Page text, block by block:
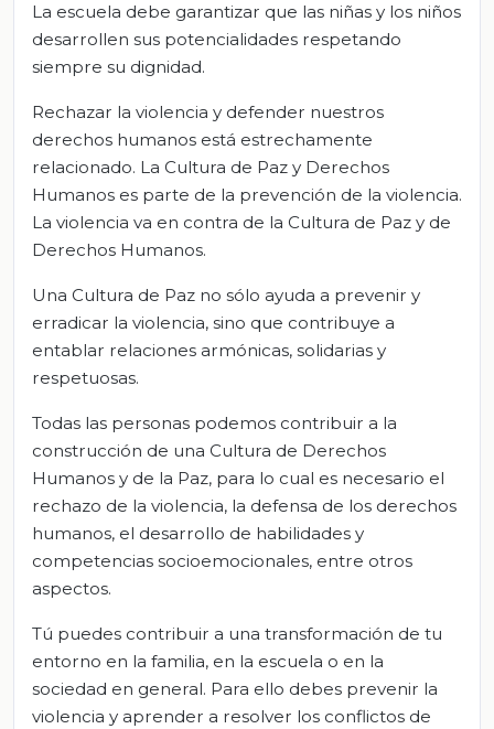
La escuela debe garantizar que las niñas y los niños
desarrollen sus potencialidades respetando
siempre su dignidad.
Rechazar la violencia y defender nuestros
derechos humanos está estrechamente
relacionado. La Cultura de Paz y Derechos
Humanos es parte de la prevención de la violencia.
La violencia va en contra de la Cultura de Paz y de
Derechos Humanos.
Una Cultura de Paz no sólo ayuda a prevenir y
erradicar la violencia, sino que contribuye a
entablar relaciones armónicas, solidarias y
respetuosas.
Todas las personas podemos contribuir a la
construcción de una Cultura de Derechos
Humanos y de la Paz, para lo cual es necesario el
rechazo de la violencia, la defensa de los derechos
humanos, el desarrollo de habilidades y
competencias socioemocionales, entre otros
aspectos.
Tú puedes contribuir a una transformación de tu
entorno en la familia, en la escuela o en la
sociedad en general. Para ello debes prevenir la
violencia y aprender a resolver los conflictos de